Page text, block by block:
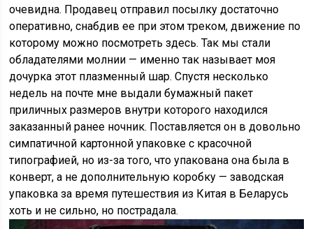
очевидна. Продавец отправил посылку достаточно
оперативно, снабдив ее при этом треком, движение по
которому можно посмотреть здесь. Так мы стали
обладателями молнии — именно так называет моя
дочурка этот плазменный шар. Спустя несколько
недель на почте мне выдали бумажный пакет
приличных размеров внутри которого находился
заказанный ранее ночник. Поставляется он в довольно
симпатичной картонной упаковке с красочной
типографией, но из-за того, что упакована она была в
конверт, а не дополнительную коробку — заводская
упаковка за время путешествия из Китая в Беларусь
хоть и не сильно, но пострадала.